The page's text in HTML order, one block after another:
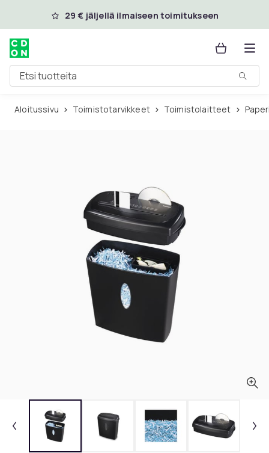
Ohita ja siirry pääsisältöön
29 € jäljellä ilmaiseen toimitukseen
Etsi tuotteita
Aloitussivu Toimistotarvikkeet Toimistolaitteet